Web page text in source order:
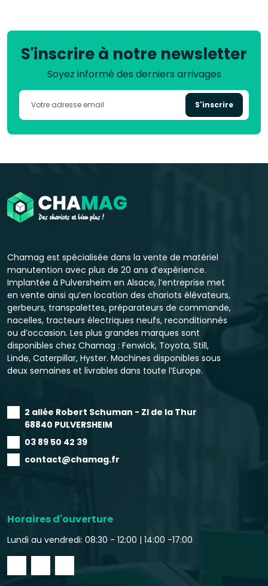
S'inscrire à notre newsletter
Soyez informé des derniers arrivages
S'inscrire
Chamag est spécialisée dans la vente de matériel
manutention avec plus de 20 ans d’expérience.
Implantée à Pulversheim en Alsace, l’entreprise met
en vente ainsi qu’en location des chariots élévateurs,
gerbeurs, transpalettes, préparateurs de commande,
nacelles, tracteurs électriques neufs, reconditionnés
ou d’occasion. Les plus grandes marques sont
disponibles chez Chamag : Fenwick, Toyota, Still,
Linde, Caterpillar, Hyster. Machines disponibles sous
deux semaines et livrables dans toute l’Europe.
2 allée Robert Schuman - ZI de la Thur
68840 PULVERSHEIM
03 89 50 42 39
contact@chamag.fr
Horaires d'ouverture
Lundi au vendredi: 08:30 - 12:00 | 14:00 -17:00